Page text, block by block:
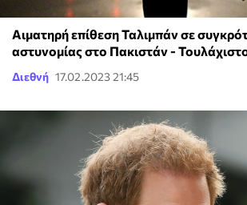
Αιματηρή επίθεση Ταλιμπάν σε
αστυνομίας στο Πακιστάν -
Διεθνή 17.02.2023 21:45